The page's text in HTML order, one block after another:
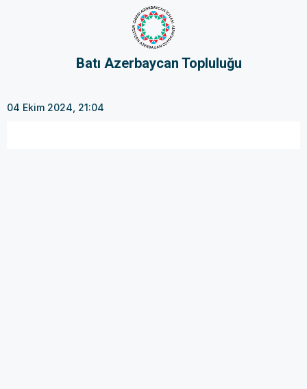
Batı Azerbaycan Topluluğu
04 Ekim 2024, 21:04